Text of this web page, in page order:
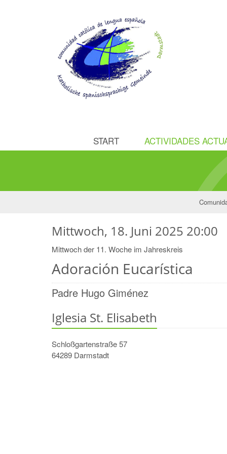
START ACTIVIDADES
Adoración Eucarística
Mittwoch, 18. Juni 2025 20:00
Mittwoch der 11. Woche im Jahreskreis
Padre Hugo Giménez
Iglesia St. Elisabeth
Schloßgartenstraße 57
64289 Darmstadt